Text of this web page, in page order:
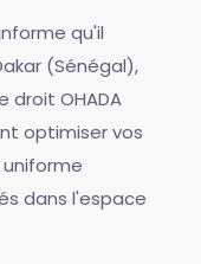
qu'il
(Sénégal),
droit OHADA
optimiser vos
dans l'espace